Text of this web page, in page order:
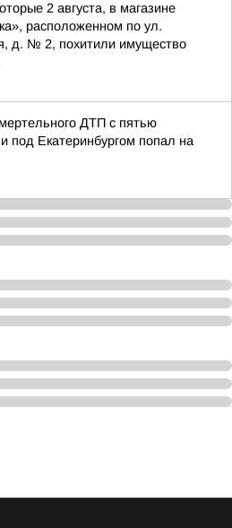
2 августа, в магазине
расположенном по ул.
д. № 2, похитили имущество
ДТП с пятью
под Екатеринбургом попал на